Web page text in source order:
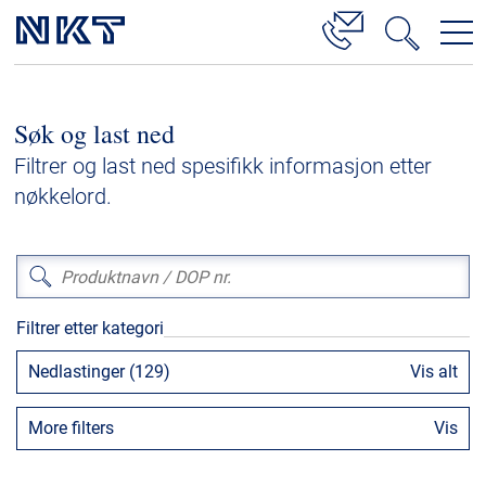
Høyspenningskabelløsninger
Kabelservice
Lavspenning
Høyspenningskabeltilbehør
Mellomspenningskabeltilbehør
Referanser
Nedlastinger
Søk og last ned
Filtrer og last ned spesifikk informasjon etter
nøkkelord.
Filtrer etter kategori
Nedlastinger (129) Vis alt
More filters Vis